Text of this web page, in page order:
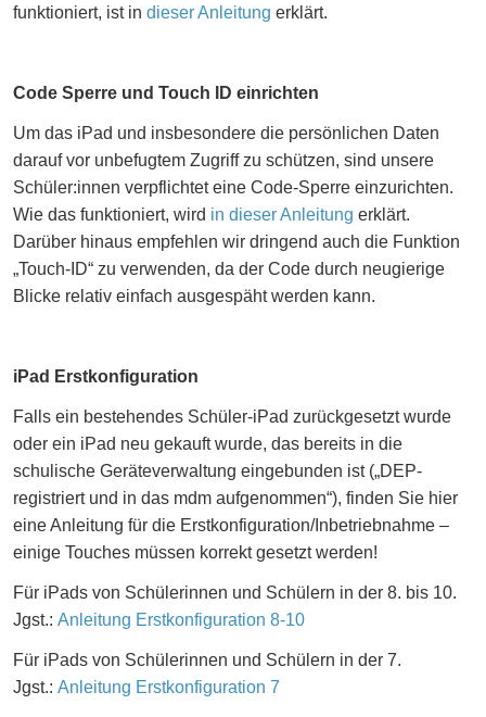
funktioniert, ist in dieser Anleitung erklärt.
Code Sperre und Touch ID einrichten
Um das iPad und insbesondere die persönlichen Daten
darauf vor unbefugtem Zugriff zu schützen, sind unsere
Schüler:innen verpflichtet eine Code-Sperre einzurichten.
Wie das funktioniert, wird in dieser Anleitung erklärt.
Darüber hinaus empfehlen wir dringend auch die Funktion
„Touch-ID“ zu verwenden, da der Code durch neugierige
Blicke relativ einfach ausgespäht werden kann.
iPad Erstkonfiguration
Falls ein bestehendes Schüler-iPad zurückgesetzt wurde
oder ein iPad neu gekauft wurde, das bereits in die
schulische Geräteverwaltung eingebunden ist („DEP-
registriert und in das mdm aufgenommen“), finden Sie hier
eine Anleitung für die Erstkonfiguration/Inbetriebnahme –
einige Touches müssen korrekt gesetzt werden!
Für iPads von Schülerinnen und Schülern in der 8. bis 10.
Jgst.: Anleitung Erstkonfiguration 8-10
Für iPads von Schülerinnen und Schülern in der 7.
Jgst.: Anleitung Erstkonfiguration 7